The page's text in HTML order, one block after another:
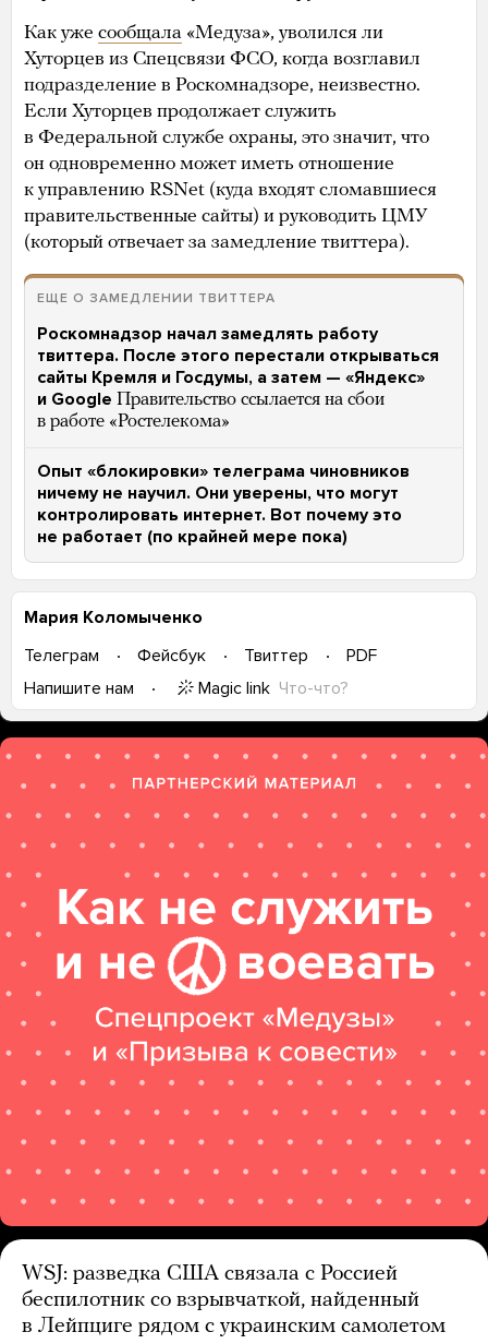
Как уже сообщала «Медуза», уволился ли
Хуторцев из Спецсвязи ФСО, когда возглавил
подразделение в Роскомнадзоре, неизвестно.
Если Хуторцев продолжает служить
в Федеральной службе охраны, это значит, что
он одновременно может иметь отношение
к управлению RSNet (куда входят сломавшиеся
правительственные сайты) и руководить ЦМУ
(который отвечает за замедление твиттера).
ЕЩЕ О ЗАМЕДЛЕНИИ ТВИТТЕРА
Роскомнадзор начал замедлять работу
твиттера. После этого перестали открываться
сайты Кремля и Госдумы, а затем — «Яндекс»
и Google Правительство ссылается на сбои
в работе «Ростелекома»
Опыт «блокировки» телеграма чиновников
ничему не научил. Они уверены, что могут
контролировать интернет. Вот почему это
не работает (по крайней мере пока)
Мария Коломыченко
Телеграм
Фейсбук Твиттер
PDF
Напишите нам
Magic link Что-что?
WSJ: разведка США связала с Россией
беспилотник со взрывчаткой, найденный
в Лейпциге рядом с украинским самолетом